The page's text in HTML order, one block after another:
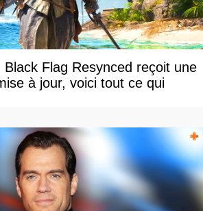
Flag Resynced reçoit une
à jour, voici tout ce qui